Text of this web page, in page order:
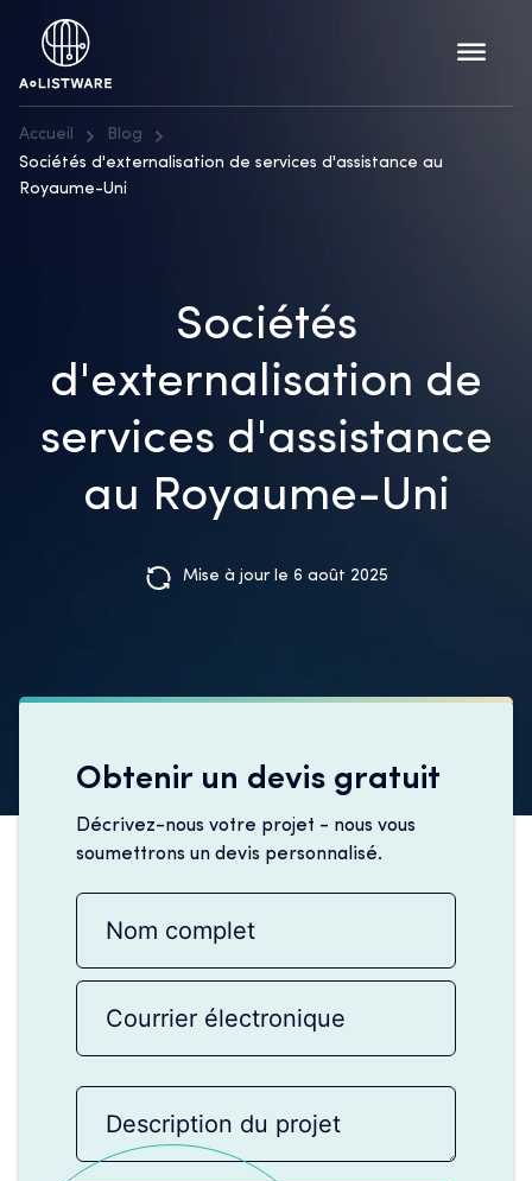
Accueil
Blog
Sociétés d'externalisation de services d'assistance au
Royaume-Uni
Sociétés
d'externalisation de
services d'assistance
au Royaume-Uni
Mise à jour le 6 août 2025
Obtenir un devis gratuit
Décrivez-nous votre projet - nous vous
soumettrons un devis personnalisé.